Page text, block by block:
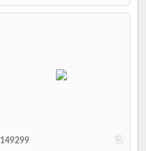
b
149299